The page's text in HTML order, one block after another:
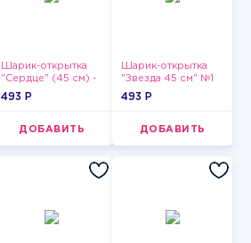
Шарик-открытка
"Сердце" (45 см) -
2
493 P
ДОБАВИТЬ
Шарик-открытка
"Звезда 45 см" №1
493 P
ДОБАВИТЬ